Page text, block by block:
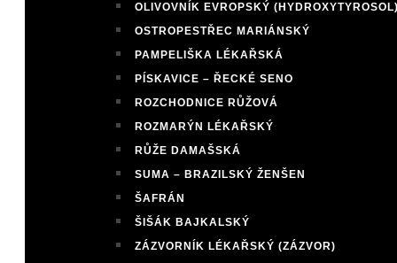
OLIVOVNÍK EVROPSKÝ
OSTROPESTŘEC MARIÁNSKÝ
PAMPELIŠKA LÉKAŘSKÁ
PÍSKAVICE – ŘECKÉ SENO
ROZCHODNICE RŮŽOVÁ
ROZMARÝN LÉKAŘSKÝ
RŮŽE DAMAŠSKÁ
SUMA – BRAZILSKÝ ŽENŠEN
ŠAFRÁN
ŠIŠÁK BAJKALSKÝ
ZÁZVORNÍK LÉKAŘSKÝ (ZÁZVOR)